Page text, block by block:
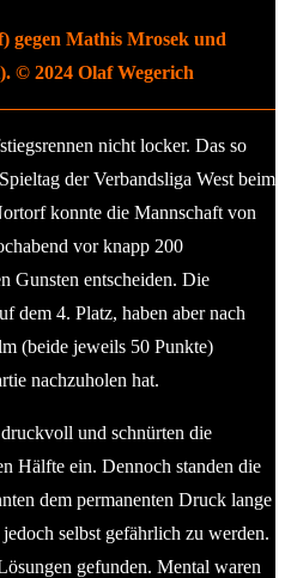
gegen Mathis Mrosek und
© 2024 Olaf Wegerich
nicht locker. Das so
der Verbandsliga West beim
konnte die Mannschaft von
vor knapp 200
Gunsten entscheiden. Die
dem 4. Platz, haben aber nach
(beide jeweils 50 Punkte)
nachzuholen hat.
und schnürten die
Hälfte ein. Dennoch standen die
dem permanenten Druck lange
selbst gefährlich zu werden.
gefunden. Mental waren